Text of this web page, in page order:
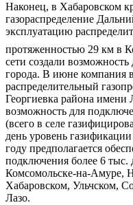
Наконец, в Хабаровском
газораспределение
эксплуатацию
протяженностью 29 км в
сети создали
города. В июне компания
распределительный
Георгиевка района имени
возможность для
(всего в селе
день уровень
году предполагается
подключения более 6 тыс.
Комсомольске-на-Амуре,
Хабаровском, Ульчском,
Лазо.